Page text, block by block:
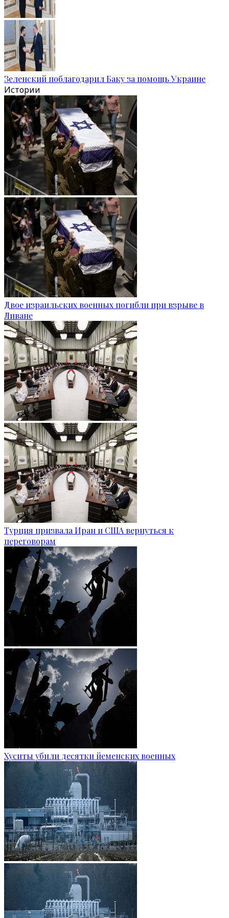
Зеленский поблагодарил Баку за помощь Украине
Истории
Двое израильских военных погибли при взрыве в
Ливане
Турция призвала Иран и США вернуться к
переговорам
Хуситы убили десятки йеменских военных